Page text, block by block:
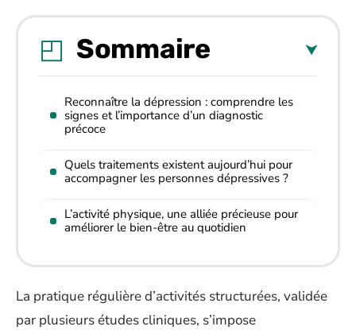
Sommaire
Reconnaître la dépression : comprendre les
signes et l’importance d’un diagnostic
précoce
Quels traitements existent aujourd’hui pour
accompagner les personnes dépressives ?
L’activité physique, une alliée précieuse pour
améliorer le bien-être au quotidien
La pratique régulière d’activités structurées, validée
par plusieurs études cliniques, s’impose